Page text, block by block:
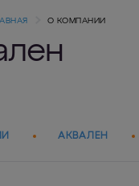
О КОМПАНИИ
AКВАЛЕН